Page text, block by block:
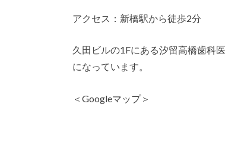
アクセス：新橋駅から徒歩2分
久田ビルの1Fにある汐留高橋歯科
になっています。
＜Googleマップ＞